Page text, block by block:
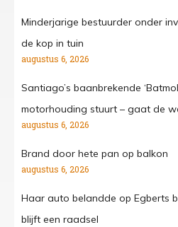
Minderjarige bestuurder onder
de kop in tuin
augustus 6, 2026
Santiago’s baanbrekende
motorhouding stuurt – gaat de
augustus 6, 2026
Brand door hete pan op balkon
augustus 6, 2026
Haar auto belandde op Egberts
blijft een raadsel